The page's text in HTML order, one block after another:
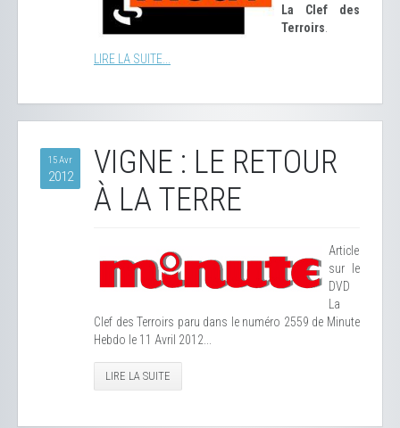
La Clef des
Terroirs
LIRE LA SUITE...
15 Avr
2012
VIGNE : LE RETOUR
À LA TERRE
Article
sur le
DVD
La
Clef des Terroirs paru dans le numéro 2559 de Minute
Hebdo le 11 Avril 2012...
LIRE LA SUITE